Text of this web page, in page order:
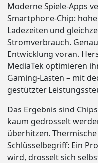
Moderne Spiele-Apps
Smartphone-Chip:
Ladezeiten und
Stromverbrauch.
Entwicklung voran.
MediaTek optimieren
Gaming-Lasten – mit
gestützter
Das Ergebnis sind
kaum gedrosselt
überhitzen.
Schlüsselbegriff: Ein
wird, drosselt sich